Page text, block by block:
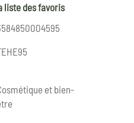
liste des favoris
et bien-